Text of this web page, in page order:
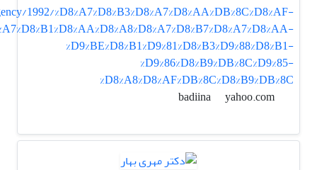
1992/%D8%A7%D8%B3%D8%A7%D8%AA%DB%8C%D8%AF-
%D9%BE%D8%B1%D9%81%D8%B3%D9%88%D8%B1-
%D9%86%D8%B9%DB%8C%D9%85-
%D8%A8%D8%AF%DB%8C%D8%B9%DB%8C
yahoo.com